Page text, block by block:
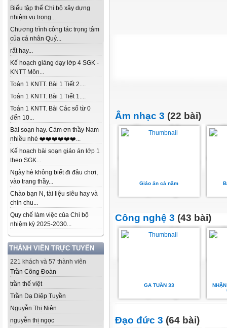
Biểu tập thể Chi bộ xây dựng
nhiệm vụ trọng...
Chương trình công tác trọng tâm
của cá nhân Quý...
rất hay...
Kế hoạch giảng dạy lớp 4 SGK -
KNTT Môn...
Toán 1 KNTT. Bài 1 Tiết 2....
Toán 1 KNTT. Bài 1 Tiết 1....
Toán 1 KNTT. Bài Các số từ 0
đến 10...
Bài soạn hay. Cảm ơn thầy Nam
nhiều nhé ❤️❤️❤️❤️❤️❤️...
Kế hoạch bài soạn giáo án lớp 1
theo SGK...
Ngày hè không biết đi đâu chơi,
vào trang thầy...
Chào bạn N, tài liệu siêu hay và
chỉn chu...
Quy chế làm việc của Chi bộ
nhiệm kỳ 2025-2030...
THÀNH VIÊN TRỰC TUYẾN
221 khách và 57 thành viên
Trần Công Đoàn
trần thế việt
Trần Dạ Diệp Tuyền
Nguyễn Thị Niên
nguyễn thị ngọc
Âm nhạc 3 (22 bài)
Giáo án cả năm
Công nghệ 3 (43 bài)
GA TUẦN 33
Đạo đức 3 (64 bài)